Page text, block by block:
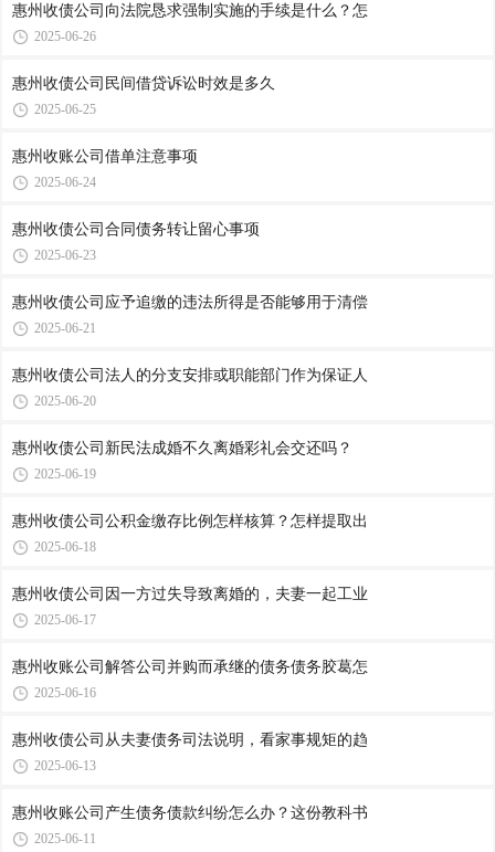
惠州收债公司​向法院恳求强制实施的手续是什么？怎
2025-06-26
惠州收债公司​民间借贷诉讼时效是多久
2025-06-25
惠州收账公司​借单注意事项
2025-06-24
惠州收债公司​合同债务转让留心事项
2025-06-23
惠州收债公司​应予追缴的违法所得是否能够用于清偿
2025-06-21
惠州收债公司​法人的分支安排或职能部门作为保证人
2025-06-20
惠州收债公司​新民法成婚不久离婚彩礼会交还吗？
2025-06-19
惠州收债公司​公积金缴存比例怎样核算？怎样提取出
2025-06-18
惠州收债公司​因一方过失导致离婚的，夫妻一起工业
2025-06-17
惠州收账公司​解答公司并购而承继的债务债务胶葛怎
2025-06-16
惠州收债公司​从夫妻债务司法说明，看家事规矩的趋
2025-06-13
惠州收账公司​产生债务债款纠纷怎么办？这份教科书
2025-06-11